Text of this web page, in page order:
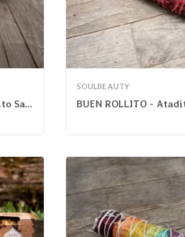
BUEN ROLLITO - Atadito Salvia Blanca Californiana
SOULBEAUTY